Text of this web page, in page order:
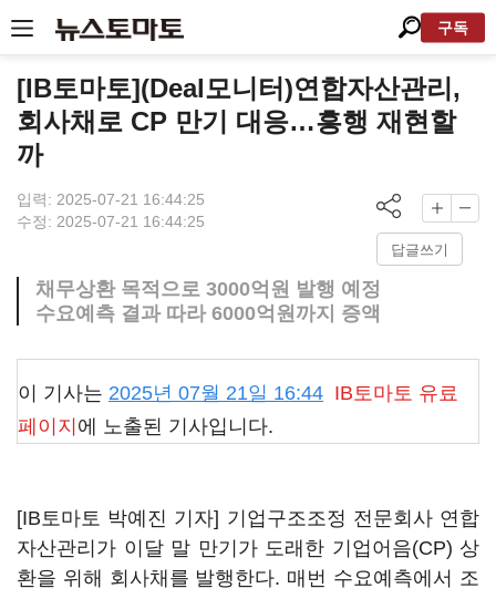
구독
[IB토마토](Deal모니터)연합자산관리,
회사채로 CP 만기 대응…흥행 재현할
까
입력: 2025-07-21 16:44:25
수정: 2025-07-21 16:44:25
답글쓰기
채무상환 목적으로 3000억원 발행 예정
수요예측 결과 따라 6000억원까지 증액
이 기사는 2025년 07월 21일 16:44 IB토마토 유료
페이지 에 노출된 기사입니다.
[IB토마토 박예진 기자] 기업구조조정 전문회사 연합
자산관리가 이달 말 만기가 도래한 기업어음(CP) 상
환을 위해 회사채를 발행한다. 매번 수요예측에서 조